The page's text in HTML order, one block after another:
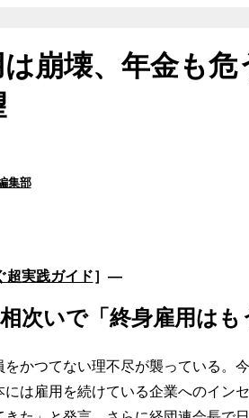
は崩壊、年金も
集部
超実践ガイド］―
次いで「終身雇用はも
かつてない理不尽が襲っている。
には雇用を続けている企業へのイン